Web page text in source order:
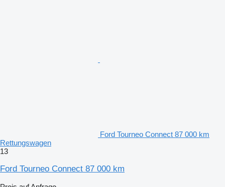
Ford Tourneo Connect 87 000 km
Rettungswagen
13
Ford Tourneo Connect 87 000 km